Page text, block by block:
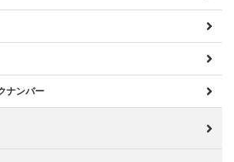
ナンバー